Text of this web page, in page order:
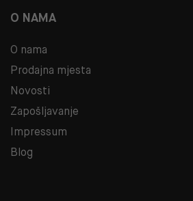
O NAMA
O nama
Prodajna mjesta
Novosti
Zapošljavanje
Impressum
Blog